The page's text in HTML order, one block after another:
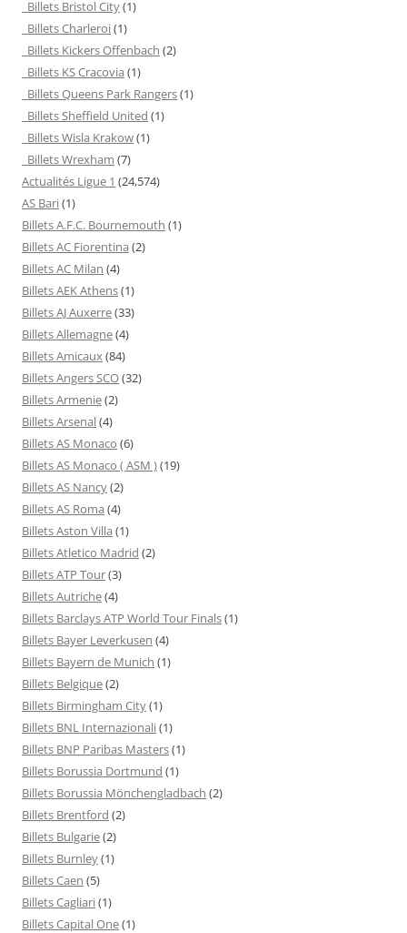
Billets Bristol City(1)
Billets Charleroi(1)
Billets Kickers Offenbach (2)
Billets KS Cracovia (1)
Billets Queens Park Rangers(1)
Billets Sheffield United (1)
Billets Wisla Krakow(1)
Billets Wrexham (7)
Actualités Ligue 1 (24,574)
AS Bari(1)
Billets A.F.C. Bournemouth (1)
Billets AC Fiorentina (2)
Billets AC Milan (4)
Billets AEK Athens(1)
Billets AJ Auxerre(33)
Billets Allemagne(4)
Billets Amicaux(84)
Billets Angers SCO(32)
Billets Armenie(2)
Billets Arsenal(4)
Billets AS Monaco (6)
Billets AS Monaco ( ASM )(19)
Billets AS Nancy(2)
Billets AS Roma (4)
Billets Aston Villa (1)
Billets Atletico Madrid (2)
Billets ATP Tour(3)
Billets Autriche(4)
Billets Barclays ATP World Tour Finals(1)
Billets Bayer Leverkusen (4)
Billets Bayern de Munich (1)
Billets Belgique(2)
Billets Birmingham City(1)
Billets BNL Internazionali(1)
Billets BNP Paribas Masters(1)
Billets Borussia Dortmund (1)
Billets Borussia Mönchengladbach (2)
Billets Brentford (2)
Billets Bulgarie(2)
Billets Burnley(1)
Billets Caen (5)
Billets Cagliari(1)
Billets Capital One(1)